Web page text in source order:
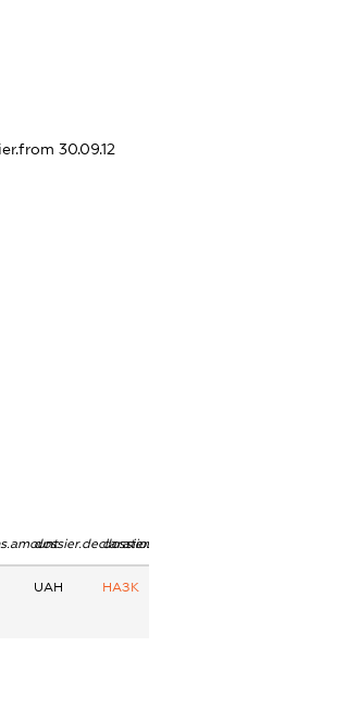
30.09.12
dossier.declarations.currency
dossier.declarations.source
UAH НАЗК